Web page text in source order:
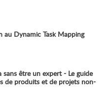
Dynamic Task Mapping
être un expert - Le guide
de produits et de projets non-